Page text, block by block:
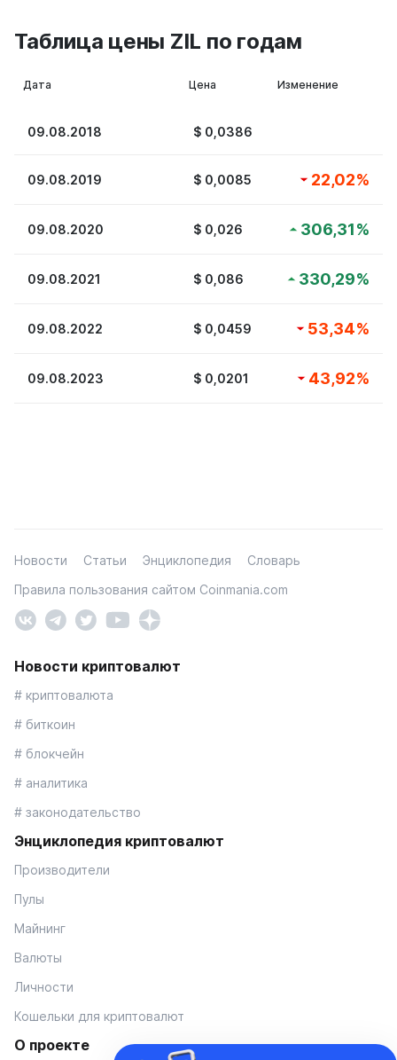
Таблица цены ZIL по годам
Дата Цена Изменение
09.08.2018 $ 0,0386
09.08.2019 $ 0,0085 22,02%
09.08.2020 $ 0,026 306,31%
09.08.2021 $ 0,086 330,29%
09.08.2022 $ 0,0459 53,34%
09.08.2023 $ 0,0201 43,92%
Новости Статьи Энциклопедия
Словарь
Правила пользования сайтом Coinmania.com
Новости криптовалют
# криптовалюта
# биткоин
# блокчейн
# аналитика
# законодательство
Энциклопедия криптовалют
Производители
Пулы
Майнинг
Валюты
Личности
Кошельки для криптовалют
О проекте